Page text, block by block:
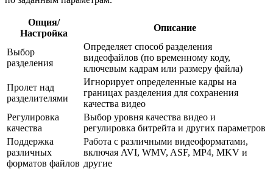
Опция/
Настройка
Описание
Выбор
разделения
Определяет способ разделения
видеофайлов (по временному коду,
ключевым кадрам или размеру файла)
Пролет над
разделителями
Игнорирует определенные кадры на
границах разделения для сохранения
качества видео
Регулировка
качества
Выбор уровня качества видео и
регулировка битрейта и других параметров
Поддержка
различных
форматов файлов
Работа с различными видеоформатами,
включая AVI, WMV, ASF, MP4, MKV и
другие